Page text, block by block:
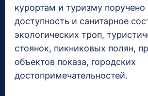
курортам и туризму поручено
доступность и санитарное
экологических троп,
стоянок, пикниковых полян,
объектов показа, городских
достопримечательностей.